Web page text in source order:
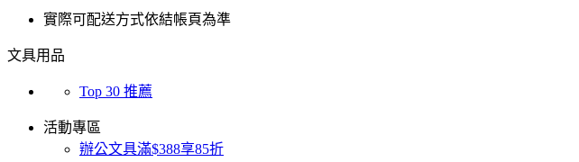
實際可配送方式依結帳頁為準
文具用品
Top 30 推薦
活動專區
辦公文具滿$388享85折